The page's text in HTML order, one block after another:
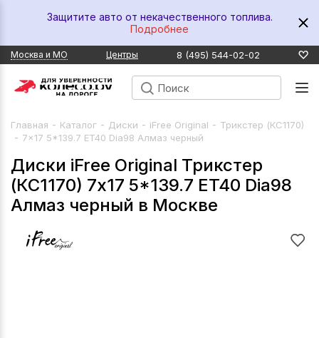
Защитите авто от некачественного топлива.
Подробнее
Москва и МО Центры 8 (495) 544-02-02
Главная - Каталог - Диски - iFree Original - Трикстер (КС1170)
- 7x17 5*139.7 ET40 Dia98 Алмаз черный
Диски iFree Original Трикстер
(КС1170) 7x17 5*139.7 ET40 Dia98
Алмаз черный в Москве